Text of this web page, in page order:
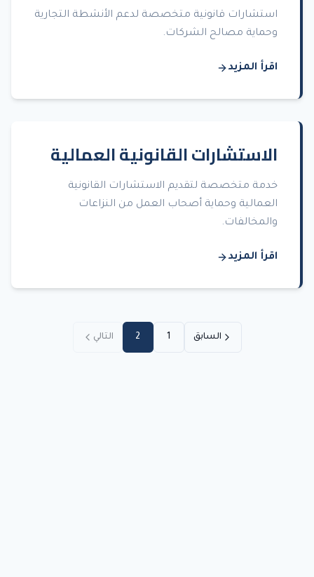
استشارات قانونية متخصصة لدعم الأنشطة التجارية
وحماية مصالح الشركات.
اقرأ المزيد
الاستشارات القانونية العمالية
خدمة متخصصة لتقديم الاستشارات القانونية
العمالية وحماية أصحاب العمل من النزاعات
والمخالفات.
اقرأ المزيد
السابق 1
2 التالي